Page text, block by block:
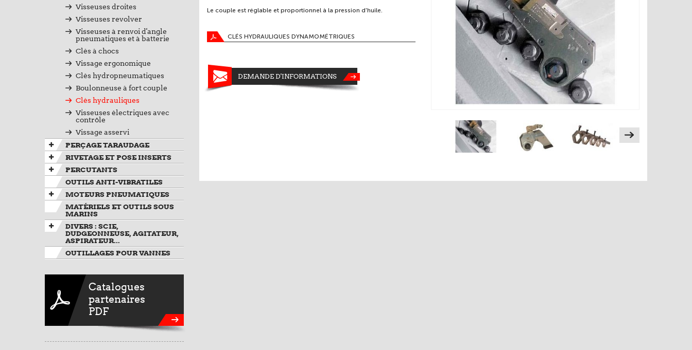
Visseuses droites
Visseuses revolver
Visseuses à renvoi d'angle
pneumatiques et à batterie
Clés à chocs
Vissage ergonomique
Clés hydropneumatiques
Boulonneuse à fort couple
Clés hydrauliques
Visseuses électriques avec
contrôle
Vissage asservi
PERÇAGE TARAUDAGE
RIVETAGE ET POSE INSERTS
PERCUTANTS
OUTILS ANTI-VIBRATILES
MOTEURS PNEUMATIQUES
MATÉRIELS ET OUTILS SOUS
MARINS
DIVERS : SCIE,
DUDGEONNEUSE, AGITATEUR,
ASPIRATEUR...
OUTILLAGES POUR VANNES
Catalogues
partenaires
PDF
Le couple est réglable et proportionnel à la pression d'huile.
CLÉS HYDRAULIQUES DYNAMOMÉTRIQUES
DEMANDE D'INFORMATIONS